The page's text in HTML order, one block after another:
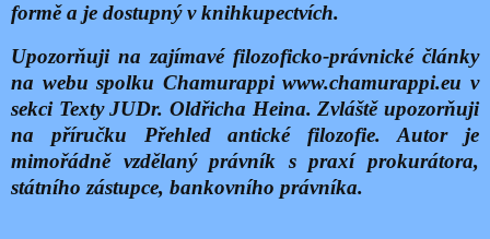
formě a je dostupný v knihkupectvích.
Upozorňuji na zajímavé filozoficko-právnické články
na webu spolku Chamurappi www.chamurappi.eu v
sekci Texty JUDr. Oldřicha Heina. Zvláště upozorňuji
na příručku Přehled antické filozofie. Autor je
mimořádně vzdělaný právník s praxí prokurátora,
státního zástupce, bankovního právníka.